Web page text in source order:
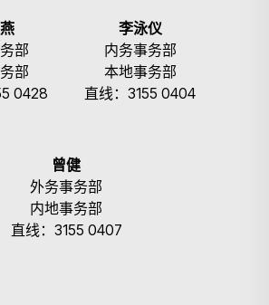
部
部
0428
李泳仪
内务事务部
本地事务部
直线：3155 0404
曾健
外务事务部
内地事务部
直线：3155 0407